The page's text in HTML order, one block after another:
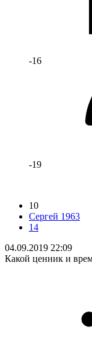
-16
-19
10
Сергей 1963
14
04.09.2019 22:09
Какой ценник и